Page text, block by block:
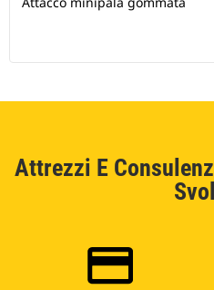
Attrezzi E